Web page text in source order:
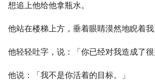
想追上他给他拿瓶水。
他站在楼梯上方，垂着眼睛漠然地睨着我
他轻轻吐字，说：「你已经对我造成了很
他说：「我不是你活着的目标。」